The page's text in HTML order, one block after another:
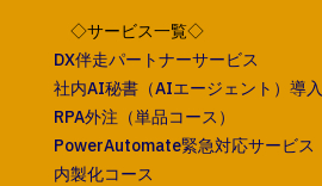
◇サービス一覧◇
DX伴走パートナーサービス
社内AI秘書（AIエージェント）導入
RPA外注（単品コース）
PowerAutomate緊急対応サービス
内製化コース